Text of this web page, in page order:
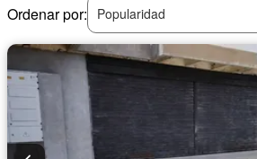
Ordenar por:
Popularidad